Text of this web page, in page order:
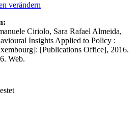
verändern
Ciriolo, Sara Rafael Almeida,
Insights Applied to Policy :
[Publications Office], 2016.
Web.